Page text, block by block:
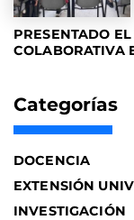
PRESENTADO
COLABORATIVA
Categorías
DOCENCIA
EXTENSIÓN
INVESTIGACIÓN